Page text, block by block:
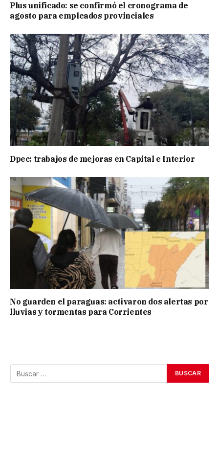
Plus unificado: se confirmó el cronograma de
agosto para empleados provinciales
Dpec: trabajos de mejoras en Capital e Interior
No guarden el paraguas: activaron dos alertas por
lluvias y tormentas para Corrientes